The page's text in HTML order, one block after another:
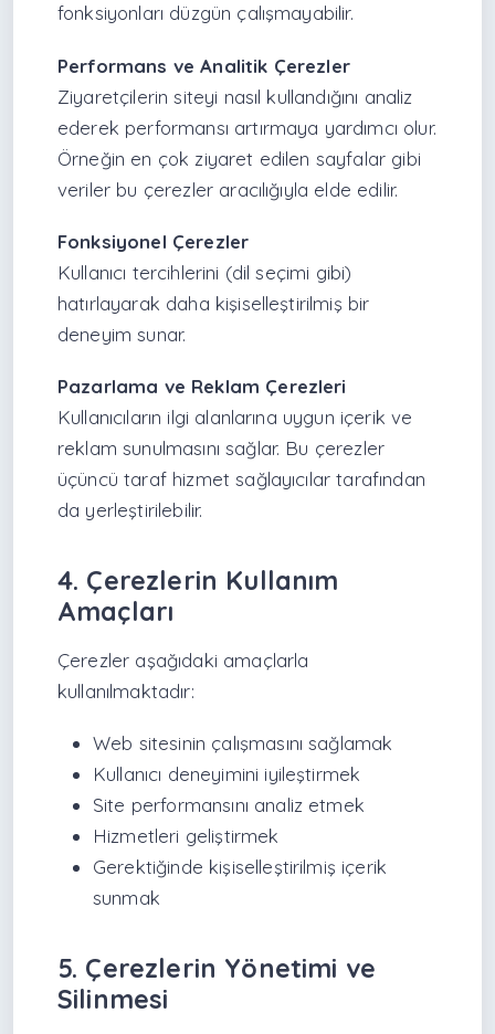
fonksiyonları düzgün çalışmayabilir.
Performans ve Analitik Çerezler
Ziyaretçilerin siteyi nasıl kullandığını analiz
ederek performansı artırmaya yardımcı olur.
Örneğin en çok ziyaret edilen sayfalar gibi
veriler bu çerezler aracılığıyla elde edilir.
Fonksiyonel Çerezler
Kullanıcı tercihlerini (dil seçimi gibi)
hatırlayarak daha kişiselleştirilmiş bir
deneyim sunar.
Pazarlama ve Reklam Çerezleri
Kullanıcıların ilgi alanlarına uygun içerik ve
reklam sunulmasını sağlar. Bu çerezler
üçüncü taraf hizmet sağlayıcılar tarafından
da yerleştirilebilir.
4. Çerezlerin Kullanım
Amaçları
Çerezler aşağıdaki amaçlarla
kullanılmaktadır:
Web sitesinin çalışmasını sağlamak
Kullanıcı deneyimini iyileştirmek
Site performansını analiz etmek
Hizmetleri geliştirmek
Gerektiğinde kişiselleştirilmiş içerik
sunmak
5. Çerezlerin Yönetimi ve
Silinmesi